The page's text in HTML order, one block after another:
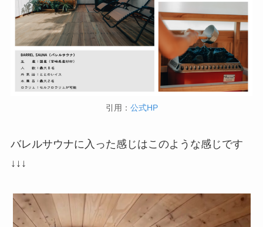
引用： 公式HP
バレルサウナに入った感じはこのような感じです
↓↓↓